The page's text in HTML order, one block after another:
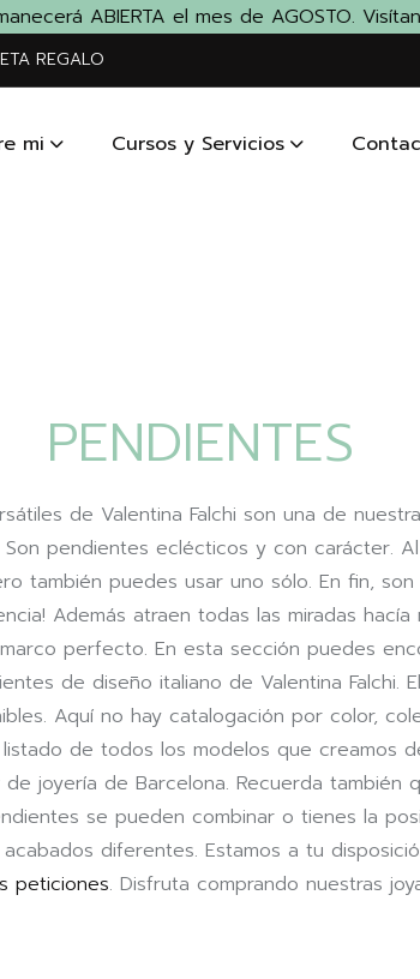
ABIERTA el mes de AGOSTO.
REGALO
mi Cursos y Servicios
PENDIENTES
de Valentina Falchi son una de
Son pendientes eclécticos y con carácter.
también puedes usar uno sólo. En fin, son
Además atraen todas las miradas
perfecto. En esta sección puedes
de diseño italiano de Valentina Falchi.
Aquí no hay catalogación por color,
de todos los modelos que creamos
joyería de Barcelona. Recuerda también
se pueden combinar o tienes la
diferentes. Estamos a tu
peticiones. Disfruta comprando nuestras